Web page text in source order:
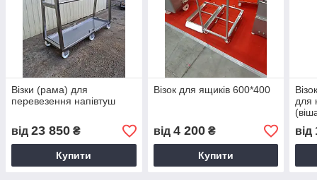
Візки (рама) для
перевезення напівтуш
від 23 850 ₴
Купити
Візок для ящиків 600*400
від 4 200₴
Купити
для
від